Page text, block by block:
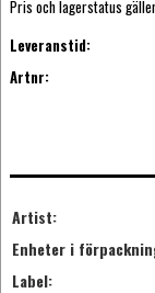
Pris och lagerstatus
Leveranstid:
Artnr:
Artist:
Enheter i
Label: